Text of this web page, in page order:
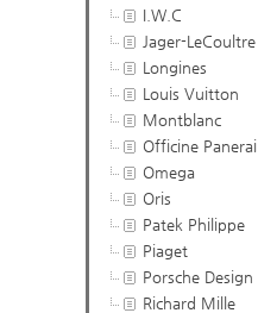
I.W.C
Jager-LeCoultre
Longines
Louis Vuitton
Montblanc
Officine Panerai
Omega
Oris
Patek Philippe
Piaget
Porsche Design
Richard Mille